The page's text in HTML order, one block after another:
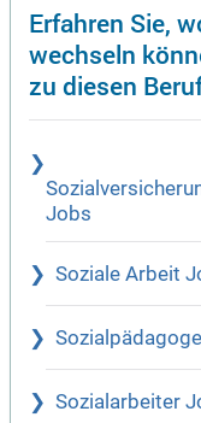
Erfahren Sie,
wechseln
zu diesen
Jobs
Soziale Arbeit
Sozialarbeiter